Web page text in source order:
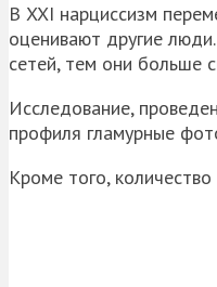
В XXI нарциссизм
оценивают другие
сетей, тем они больше
Исследование,
профиля гламурные
Кроме того,